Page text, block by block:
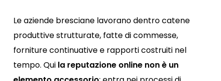
Le aziende bresciane lavorano dentro catene
produttive strutturate, fatte di commesse,
forniture continuative e rapporti costruiti nel
tempo. Qui la reputazione online non è un